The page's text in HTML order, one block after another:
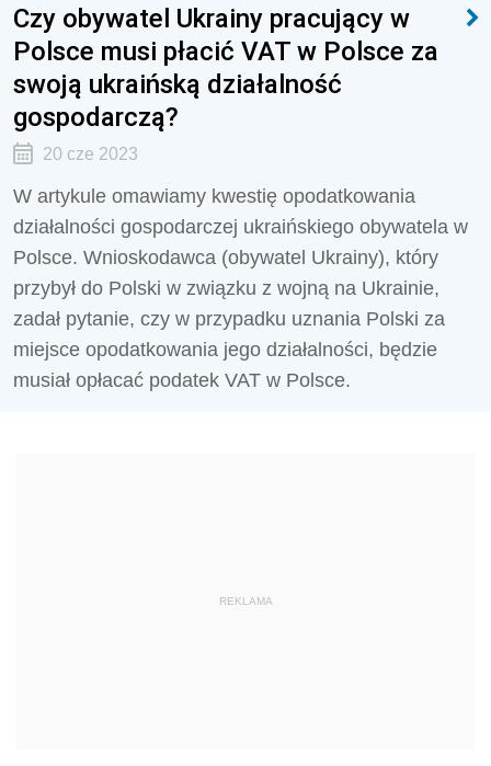
Czy obywatel Ukrainy pracujący w
Polsce musi płacić VAT w Polsce za
swoją ukraińską działalność
gospodarczą?
20 cze 2023
W artykule omawiamy kwestię opodatkowania
działalności gospodarczej ukraińskiego obywatela w
Polsce. Wnioskodawca (obywatel Ukrainy), który
przybył do Polski w związku z wojną na Ukrainie,
zadał pytanie, czy w przypadku uznania Polski za
miejsce opodatkowania jego działalności, będzie
musiał opłacać podatek VAT w Polsce.
REKLAMA